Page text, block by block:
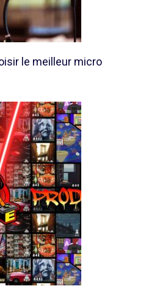
le meilleur micro